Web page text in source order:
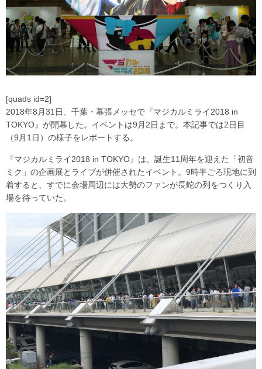
[quads id=2]
2018年8月31日、千葉・幕張メッセで『マジカルミライ2018 in
TOKYO』が開幕した。イベントは9月2日まで。本記事では2日目
（9月1日）の様子をレポートする。
『マジカルミライ2018 in TOKYO』は、誕生11周年を迎えた「初音
ミク」の企画展とライブが併催されたイベント。9時半ごろ現地に到
着すると、すでに会場周辺には大勢のファンが長蛇の列をつくり入
場を待っていた。